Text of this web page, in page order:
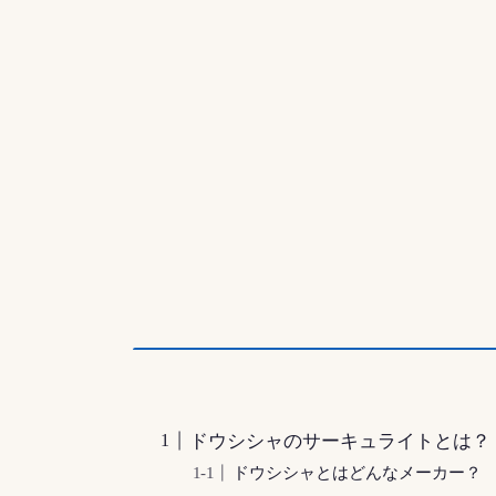
ドウシシャのサーキュライトとは？
ドウシシャとはどんなメーカー？